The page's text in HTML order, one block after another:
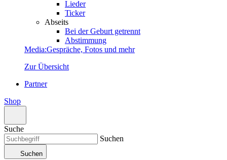
Lieder
Ticker
Abseits
Bei der Geburt getrennt
Abstimmung
Media:Gespräche, Fotos und mehr
Zur Übersicht
Partner
Shop
Suche
Suchen
Suchen